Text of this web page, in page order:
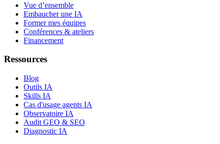
Vue d’ensemble
Embaucher une IA
Former mes équipes
Conférences & ateliers
Financement
Ressources
Blog
Outils IA
Skills IA
Cas d'usage agents IA
Observatoire IA
Audit GEO & SEO
Diagnostic IA